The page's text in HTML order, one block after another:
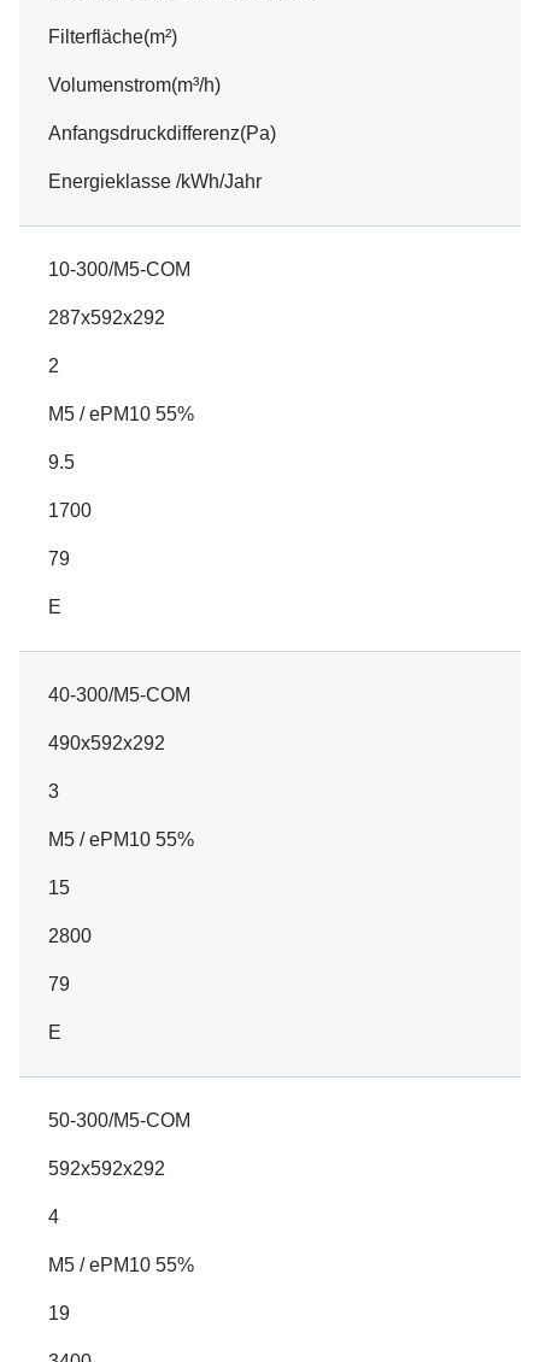
Filterfläche(m²)
Volumenstrom(m³/h)
Anfangsdruckdifferenz(Pa)
Energieklasse /kWh/Jahr
10-300/M5-COM
287x592x292
2
M5 / ePM10 55%
9.5
1700
79
E
40-300/M5-COM
490x592x292
3
M5 / ePM10 55%
15
2800
79
E
50-300/M5-COM
592x592x292
4
M5 / ePM10 55%
19